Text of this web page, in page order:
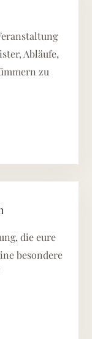
Abläufe,
zu
anzeigen
die eure
besondere
anzeigen